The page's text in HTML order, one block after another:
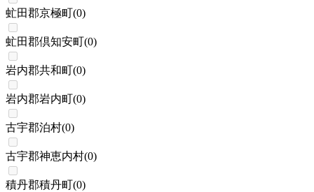
虻田郡京極町(0)
虻田郡倶知安町(0)
岩内郡共和町(0)
岩内郡岩内町(0)
古宇郡泊村(0)
古宇郡神恵内村(0)
積丹郡積丹町(0)